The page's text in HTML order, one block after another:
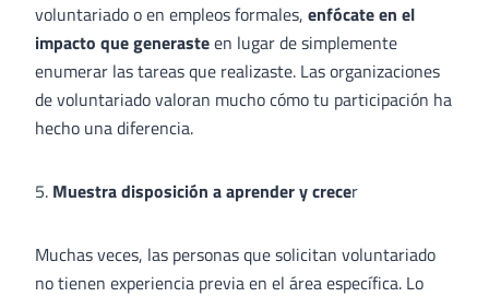
voluntariado o en empleos formales, enfócate en el
impacto que generasteen lugar de simplemente
enumerar las tareas que realizaste. Las organizaciones
de voluntariado valoran mucho cómo tu participación ha
hecho una diferencia.
5. Muestra disposición a aprender y crecer
Muchas veces, las personas que solicitan voluntariado
no tienen experiencia previa en el área específica. Lo